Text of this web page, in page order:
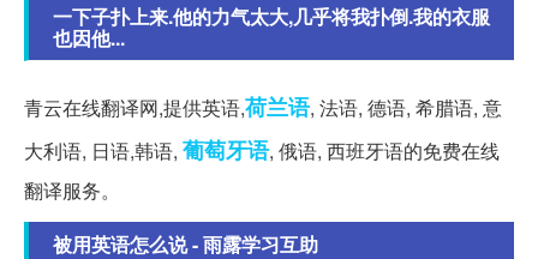
一下子扑上来.他的力气太大,几乎将我扑倒.我的衣服
也因他...
青云在线翻译网,提供英语,荷兰语, 法语, 德语, 希腊语, 意
大利语, 日语,韩语, 葡萄牙语, 俄语, 西班牙语的免费在线
翻译服务。
被用英语怎么说 - 雨露学习互助